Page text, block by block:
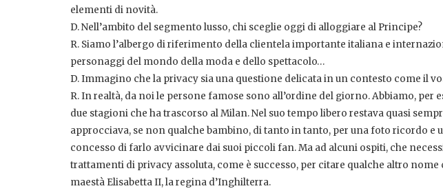
elementi di novità.
D. Nell’ambito del segmento lusso, chi sceglie oggi di alloggiare al Principe?
R. Siamo l’albergo di riferimento della clientela importante italiana e
personaggi del mondo della moda e dello spettacolo…
D. Immagino che la privacy sia una questione delicata in un contesto come il
R. In realtà, da noi le persone famose sono all’ordine del giorno. Abbiamo, per
due stagioni che ha trascorso al Milan. Nel suo tempo libero restava quasi
approcciava, se non qualche bambino, di tanto in tanto, per una foto ricordo e
concesso di farlo avvicinare dai suoi piccoli fan. Ma ad alcuni ospiti, che
trattamenti di privacy assoluta, come è successo, per citare qualche altro nome
maestà Elisabetta II, la regina d’Inghilterra.